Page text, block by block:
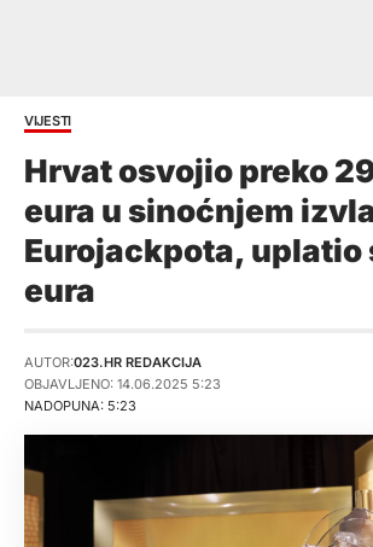
VIJESTI
Hrvat osvojio preko
eura u sinoćnjem
Eurojackpota, uplatio
eura
NADOPUNA: 5:23
AUTOR:023.HR REDAKCIJA
OBJAVLJENO: 14.06.2025 5:23